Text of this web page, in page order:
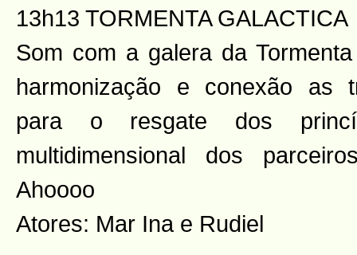
13h13 TORMENTA GALACTICA
Som com a galera da
harmonização e conexão as
para o resgate dos
multidimensional dos
Ahoooo
Atores: Mar Ina e Rudiel